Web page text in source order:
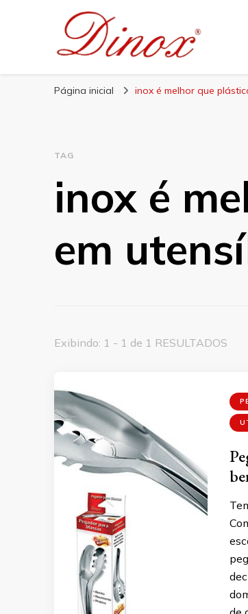
Blog Dinox
Página inicial inox é melhor que
TAG
inox é
em
Exibindo: 1 - 1 de 1 RESULTADOS